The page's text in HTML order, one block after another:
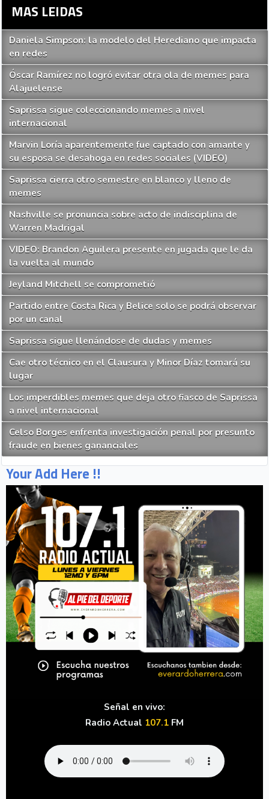
MAS LEIDAS
Daniela Simpson: la modelo del Herediano que impacta
en redes
Óscar Ramírez no logró evitar otra ola de memes para
Alajuelense
Saprissa sigue coleccionando memes a nivel
internacional
Marvin Loría aparentemente fue captado con amante y
su esposa se desahoga en redes sociales (VIDEO)
Saprissa cierra otro semestre en blanco y lleno de
memes
Nashville se pronuncia sobre acto de indisciplina de
Warren Madrigal
VIDEO: Brandon Aguilera presente en jugada que le da
la vuelta al mundo
Jeyland Mitchell se comprometió
Partido entre Costa Rica y Belice solo se podrá observar
por un canal
Saprissa sigue llenándose de dudas y memes
Cae otro técnico en el Clausura y Minor Díaz tomará su
lugar
Los imperdibles memes que deja otro fiasco de Saprissa
a nivel internacional
Celso Borges enfrenta investigación penal por presunto
fraude en bienes gananciales
Your Add Here !!
Señal en vivo:
Radio Actual 107.1 FM